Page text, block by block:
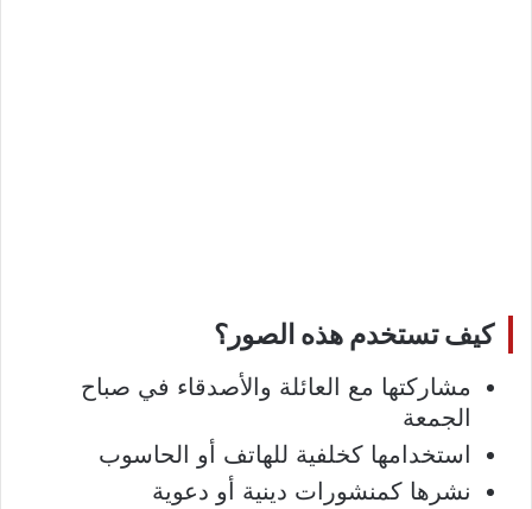
كيف تستخدم هذه الصور؟
مشاركتها مع العائلة والأصدقاء في صباح
الجمعة
استخدامها كخلفية للهاتف أو الحاسوب
نشرها كمنشورات دينية أو دعوية